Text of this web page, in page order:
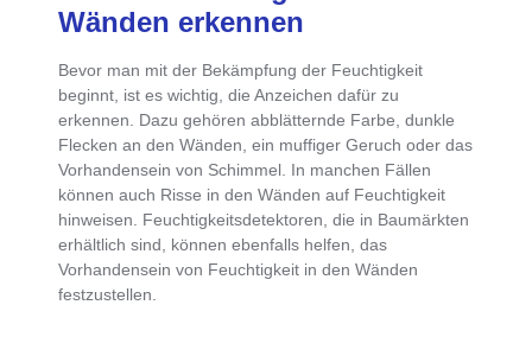
Wänden erkennen
Bevor man mit der Bekämpfung der Feuchtigkeit
beginnt, ist es wichtig, die Anzeichen dafür zu
erkennen. Dazu gehörenabblätternde Farbe, dunkle
Flecken an den Wänden, ein muffiger Geruch oder das
Vorhandensein von Schimmel . In manchen Fällen
können auch Risse in den Wänden auf Feuchtigkeit
hinweisen. Feuchtigkeitsdetektoren, die in Baumärkten
erhältlich sind, können ebenfalls helfen, das
Vorhandensein von Feuchtigkeit in den Wänden
festzustellen.